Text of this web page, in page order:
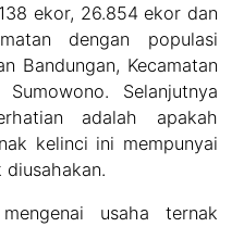
ekor, 26.854 ekor dan
dengan populasi
Bandungan, Kecamatan
Selanjutnya
adalah apakah
kelinci ini mempunyai
usaha ternak